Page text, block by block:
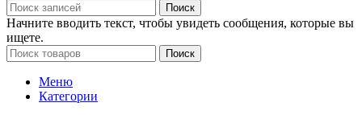
Поиск
Начните вводить текст, чтобы увидеть сообщения, которые вы
ищете.
Поиск
Меню
Категории